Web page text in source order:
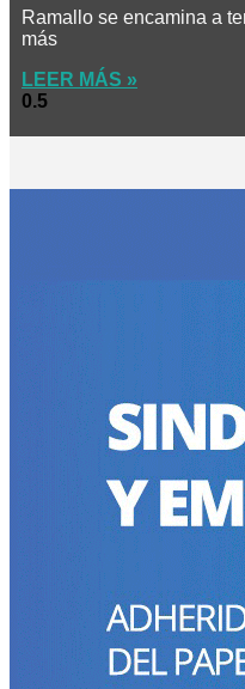
Ramallo se encamina a
más
LEER MÁS »